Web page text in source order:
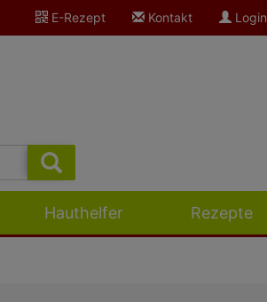
E-Rezept Kontakt Login
Hauthelfer Rezepte